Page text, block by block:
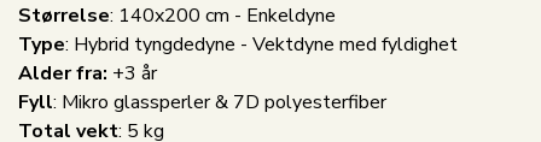
Størrelse: 140x200 cm - Enkeldyne
Type: Hybrid tyngdedyne - Vektdyne med fyldighet
Alder fra: +3 år
Fyll: Mikro glassperler & 7D polyesterfiber
Total vekt: 5 kg